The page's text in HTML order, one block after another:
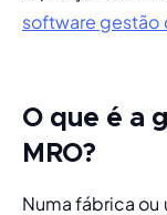
software gestão
O que é a
MRO?
Numa fábrica